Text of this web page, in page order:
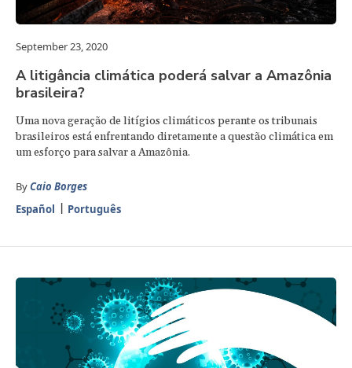
September 23, 2020
A litigância climática poderá salvar a Amazônia
brasileira?
Uma nova geração de litígios climáticos perante os tribunais
brasileiros está enfrentando diretamente a questão climática em
um esforço para salvar a Amazônia.
ByCaio Borges
Español
Português